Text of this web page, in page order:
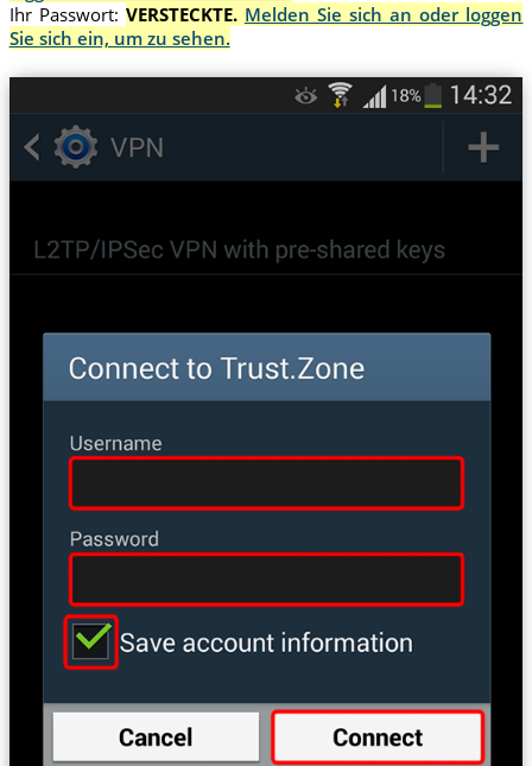
Ihr Passwort: VERSTECKTE. Melden Sie sich an oder loggen
Sie sich ein, um zu sehen.